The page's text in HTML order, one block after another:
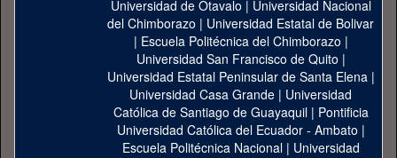
Universidad de Otavalo | Universidad Nacional
del Chimborazo | Universidad Estatal de Bolivar
| Escuela Politécnica del Chimborazo |
Universidad San Francisco de Quito |
Universidad Estatal Peninsular de Santa Elena|
Universidad Casa Grande | Universidad
Católica de Santiago de Guayaquil| Pontificia
Universidad Católica del Ecuador - Ambato |
Escuela Politécnica Nacional| Universidad